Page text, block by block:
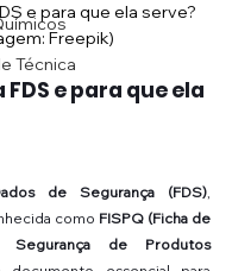
Técnica
e para que ela serve?
Freepik)
FDS e para que ela
de Segurança (FDS),
como FISPQ (Ficha de
Segurança de Produtos